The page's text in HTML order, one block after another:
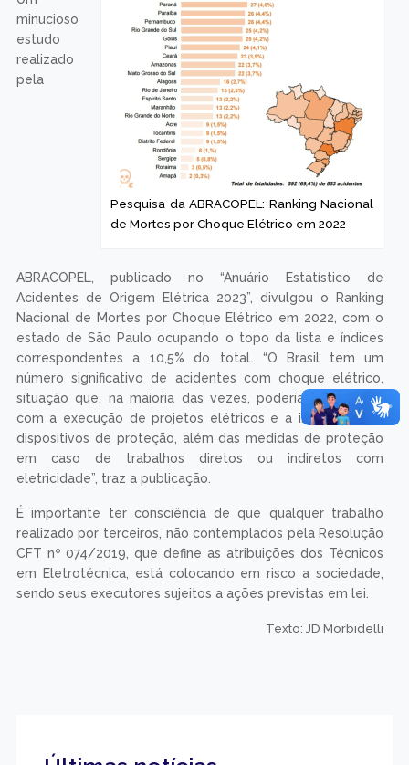
Pesquisa da ABRACOPEL: Ranking Nacional
de Mortes por Choque Elétrico em 2022
minucioso
estudo
realizado
pela
ABRACOPEL, publicado no “Anuário Estatístico de
Acidentes de Origem Elétrica 2023”, divulgou o Ranking
Nacional de Mortes por Choque Elétrico em 2022, com o
estado de São Paulo ocupando o topo da lista e índices
correspondentes a 10,5% do total. “O Brasil tem um
número significativo de acidentes com choque elétrico,
situação que, na maioria das vezes, poderia ser evitada
com a execução de projetos elétricos e a instalação de
dispositivos de proteção, além das medidas de proteção
em caso de trabalhos diretos ou indiretos com
eletricidade”, traz a publicação.
É importante ter consciência de que qualquer trabalho
realizado por terceiros, não contemplados pela Resolução
CFT nº 074/2019, que define as atribuições dos Técnicos
em Eletrotécnica, está colocando em risco a sociedade,
sendo seus executores sujeitos a ações previstas em lei.
Texto: JD Morbidelli